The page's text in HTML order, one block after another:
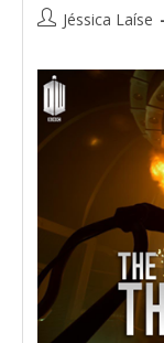
Jéssica Laíse